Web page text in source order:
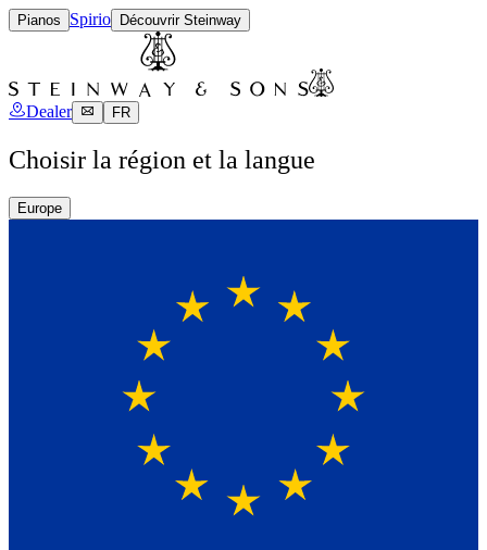
Pianos Spirio Découvrir Steinway
Dealer FR
Choisir la région et la langue
Europe